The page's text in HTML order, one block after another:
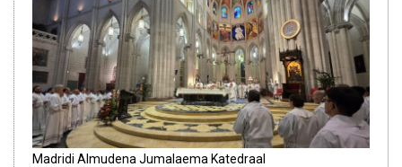
Madridi Almudena Jumalaema Katedraal